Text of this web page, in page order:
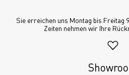
Sie erreichen uns Montag bis Freitag
Zeiten nehmen wir Ihre